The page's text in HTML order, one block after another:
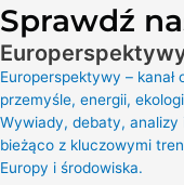
Sprawdź
Europerspektywy – kanał
przemyśle, energii,
Wywiady, debaty,
bieżąco z kluczowymi
Europy i środowiska.